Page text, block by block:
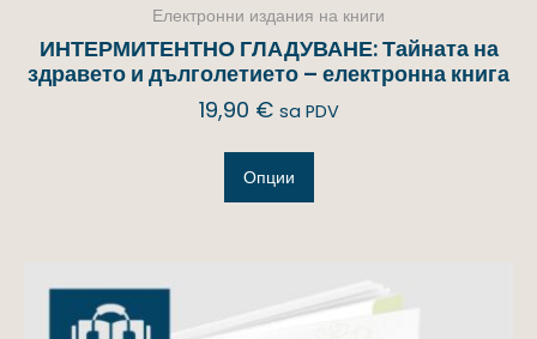
Електронни издания на книги
ИНТЕРМИТЕНТНО ГЛАДУВАНЕ: Тайната на
здравето и дълголетието – електронна книга
19,90 € sa PDV
Опции